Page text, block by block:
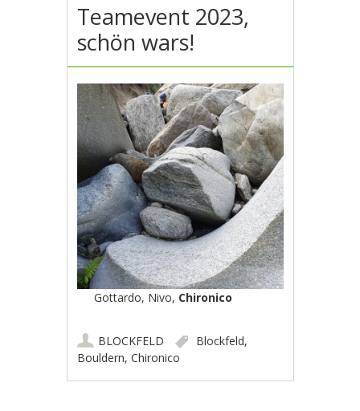
Teamevent 2023,
schön wars!
Gottardo, Nivo, Chironico
BLOCKFELD Blockfeld,
Bouldern,Chironico